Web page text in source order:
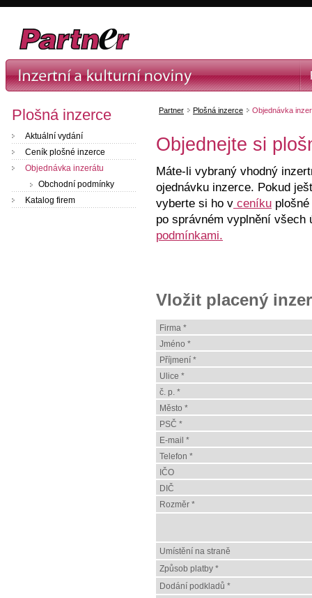
Plošná inzerce
Aktuální vydání
Ceník plošné inzerce
Objednávka inzerátu
Obchodní podmínky
Katalog firem
Partner Plošná inzerce Objednávka
Objednejte si
Máte-li vybraný vhodný
ojednávku inzerce. Pokud
vyberte si ho v ceníku
po správném vyplnění
podmínkami.
Vložit placený
Firma *
Jméno *
Příjmení *
Ulice *
č. p. *
Město *
PSČ *
E-mail *
Telefon *
IČO
DIČ
Rozměr *
Umístění na straně
Způsob platby *
Dodání podkladů *